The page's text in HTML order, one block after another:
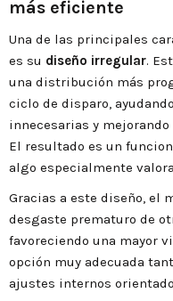
más eficiente
Una de las principales
es su diseño irregular.
una distribución más
ciclo de disparo,
innecesarias y
El resultado es un
algo especialmente
Gracias a este diseño, el
desgaste prematuro de
favoreciendo una mayor
opción muy adecuada
ajustes internos